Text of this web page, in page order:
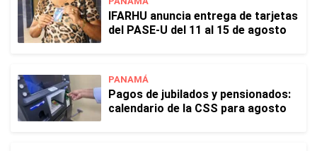
IFARHU anuncia entrega de tarjetas
del PASE-U del 11 al 15 de agosto
PANAMÁ
Pagos de jubilados y pensionados:
calendario de la CSS para agosto